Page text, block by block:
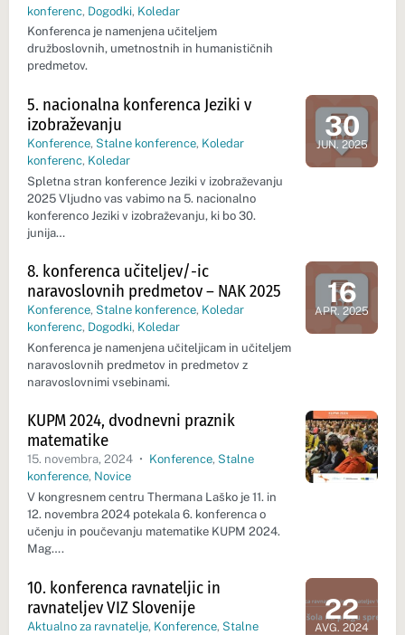
konferenc, Dogodki, Koledar
Konferenca je namenjena učiteljem
družboslovnih, umetnostnih in humanističnih
predmetov.
5. nacionalna konferenca Jeziki v
izobraževanju
Konference, Stalne konference, Koledar
konferenc, Koledar
Spletna stran konference Jeziki v izobraževanju
2025 Vljudno vas vabimo na 5. nacionalno
konferenco Jeziki v izobraževanju, ki bo 30.
junija…
30
JUN. 2025
Dan
8. konferenca učiteljev/-ic
naravoslovnih predmetov – NAK 2025
Konference, Stalne konference, Koledar
konferenc, Dogodki, Koledar
Konferenca je namenjena učiteljicam in učiteljem
naravoslovnih predmetov in predmetov z
naravoslovnimi vsebinami.
16
APR. 2025
Dan
KUPM 2024, dvodnevni praznik
matematike
15. novembra, 2024 • Konference, Stalne
konference, Novice
V kongresnem centru Thermana Laško je 11. in
12. novembra 2024 potekala 6. konferenca o
učenju in poučevanju matematike KUPM 2024.
Mag….
10. konferenca ravnateljic in
ravnateljev VIZ Slovenije
Aktualno za ravnatelje, Konference, Stalne
22
AVG. 2024
Dan